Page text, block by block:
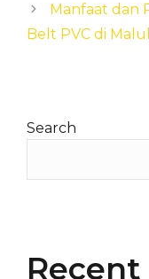
Manfaat dan
Belt PVC di
Search
Recent